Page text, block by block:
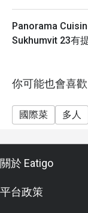
Panorama
Sukhumvit 23有
你可能也會喜歡
國際菜 多人
關於 Eatigo
平台政策